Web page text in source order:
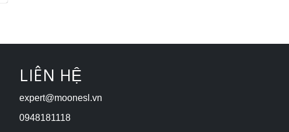
LIÊN HỆ
expert@moonesl.vn
0948181118